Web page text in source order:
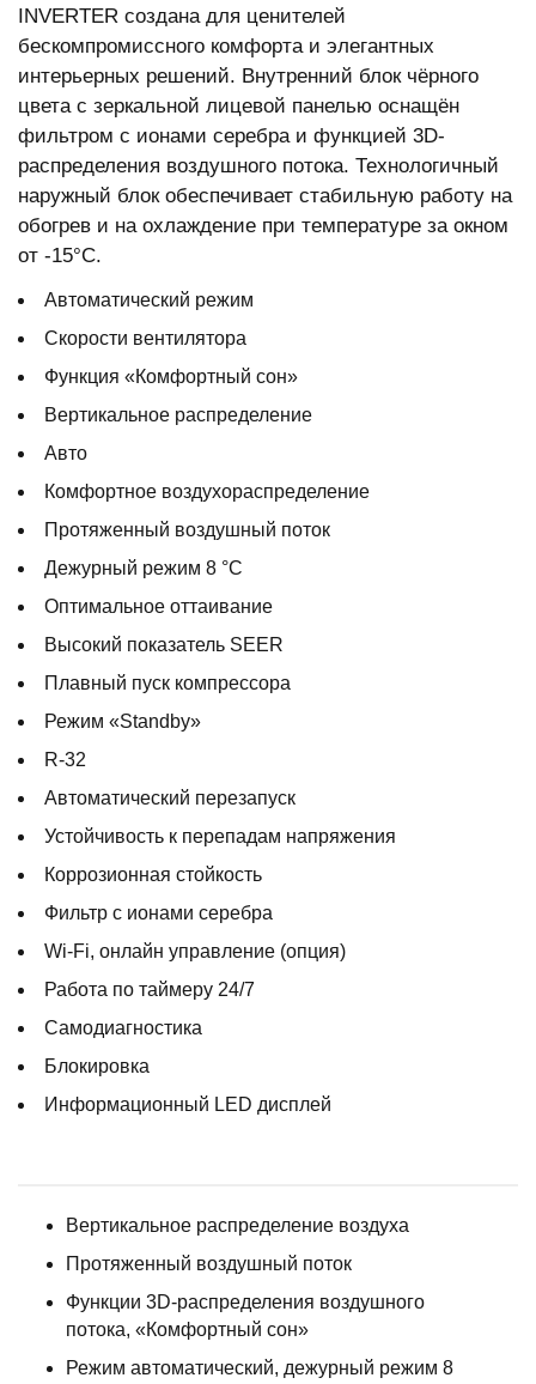
INVERTER создана для ценителей
бескомпромиссного комфорта и элегантных
интерьерных решений. Внутренний блок чёрного
цвета с зеркальной лицевой панелью оснащён
фильтром с ионами серебра и функцией 3D-
распределения воздушного потока. Технологичный
наружный блок обеспечивает стабильную работу на
обогрев и на охлаждение при температуре за окном
от -15°С.
Автоматический режим
Скорости вентилятора
Функция «Комфортный сон»
Вертикальное распределение
Авто
Комфортное воздухораспределение
Протяженный воздушный поток
Дежурный режим 8 °С
Оптимальное оттаивание
Высокий показатель SEER
Плавный пуск компрессора
Режим «Standby»
R-32
Автоматический перезапуск
Устойчивость к перепадам напряжения
Коррозионная стойкость
Фильтр с ионами серебра
Wi-Fi, онлайн управление (опция)
Работа по таймеру 24/7
Самодиагностика
Блокировка
Информационный LED дисплей
Вертикальное распределение воздуха
Протяженный воздушный поток
Функции 3D-распределения воздушного
потока, «Комфортный сон»
Режим автоматический, дежурный режим 8